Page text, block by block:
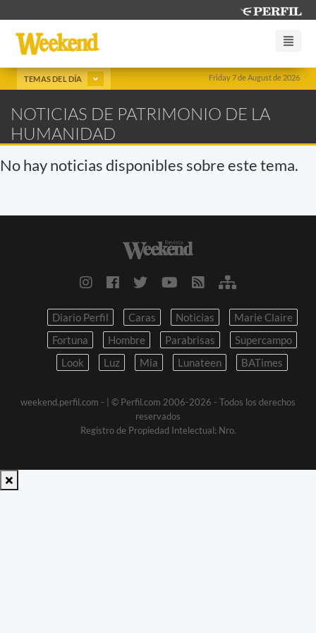
Friday 7 de August de 2026
TEMAS DEL DÍA
NOTICIAS DE PATRIMONIO DE LA
HUMANIDAD
No hay noticias disponibles sobre este tema.
Diario Perfil Caras Noticias
Marie Claire
Fortuna
Hombre Parabrisas
Supercampo
Look
Luz Mia Lunateen BATimes
weekend.perfil.com -
| © Perfil.com 2006-2026 - Todos los derechos
reservados
Registro de Propiedad Intelectual: Nro.